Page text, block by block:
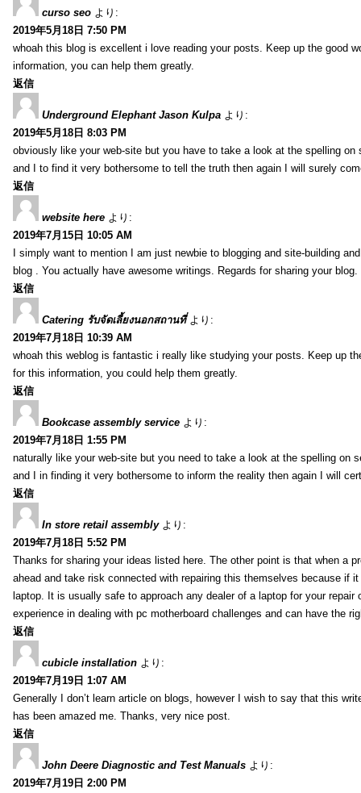
curso seo より:
2019年5月18日 7:50 PM
whoah this blog is excellent i love reading your posts. Keep up the good
information, you can help them greatly.
返信
Underground Elephant Jason Kulpa より:
2019年5月18日 8:03 PM
obviously like your web-site but you have to take a look at the spelling
and I to find it very bothersome to tell the truth then again I will surely
返信
website here より:
2019年7月15日 10:05 AM
I simply want to mention I am just newbie to blogging and site-building
blog . You actually have awesome writings. Regards for sharing your blog.
返信
Catering รับจัดเลี้ยงนอกสถานที่ より:
2019年7月18日 10:39 AM
whoah this weblog is fantastic i really like studying your posts. Keep up
for this information, you could help them greatly.
返信
Bookcase assembly service より:
2019年7月18日 1:55 PM
naturally like your web-site but you need to take a look at the spelling on
and I in finding it very bothersome to inform the reality then again I will
返信
In store retail assembly より:
2019年7月18日 5:52 PM
Thanks for sharing your ideas listed here. The other point is that when a
ahead and take risk connected with repairing this themselves because if
laptop. It is usually safe to approach any dealer of a laptop for your
experience in dealing with pc motherboard challenges and can have the
返信
cubicle installation より:
2019年7月19日 1:07 AM
Generally I don’t learn article on blogs, however I wish to say that this
has been amazed me. Thanks, very nice post.
返信
John Deere Diagnostic and Test Manuals より:
2019年7月19日 2:00 PM